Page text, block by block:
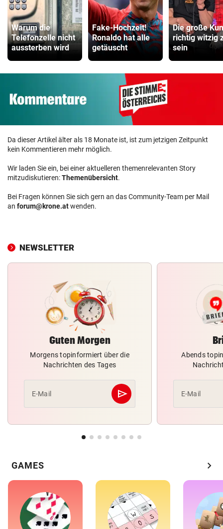
Warum die
Telefonzelle nicht
aussterben wird
Fake-Hochzeit!
Ronaldo hat alle
getäuscht
Die große
richtig witzig
sein
Da dieser Artikel älter als 18 Monate ist, ist zum jetzigen Zeitpunkt
kein Kommentieren mehr möglich.
Wir laden Sie ein, bei einer aktuelleren themenrelevanten Story
mitzudiskutieren:Themenübersicht.
Bei Fragen können Sie sich gern an das Community-Team per Mail
an forum@krone.atwenden.
NEWSLETTER
Guten Morgen
Morgens topinformiert über die
Nachrichten des Tages
E-Mail send
Abschicken
Abends
E-Mail
GAMES chevron_right